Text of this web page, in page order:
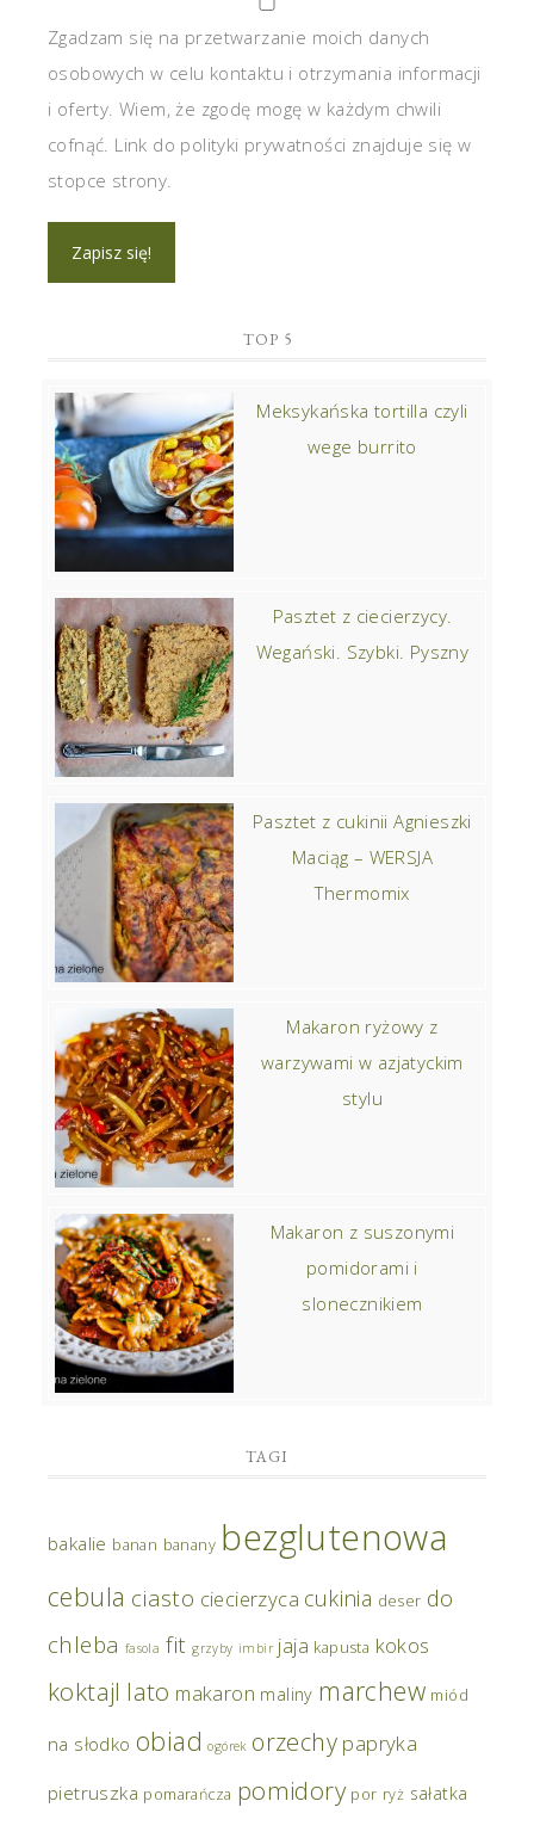
Zgadzam się na przetwarzanie moich danych
osobowych w celu kontaktu i otrzymania informacji
i oferty. Wiem, że zgodę mogę w każdym chwili
cofnąć. Link do polityki prywatności znajduje się w
stopce strony.
TOP 5
Meksykańska tortilla czyli
wege burrito
Pasztet z ciecierzycy.
Wegański. Szybki. Pyszny
Pasztet z cukinii Agnieszki
Maciąg – WERSJA
Thermomix
Makaron ryżowy z
warzywami w azjatyckim
stylu
Makaron z suszonymi
pomidorami i
slonecznikiem
TAGI
bakalie banan banany bezglutenowa
cebula ciasto ciecierzyca cukinia deser do
chleba fasola fit grzyby imbir jaja kapusta kokos
koktajl lato makaron maliny marchew miód
na słodko obiad ogórek orzechy papryka
pietruszka pomarańcza pomidory por ryż sałatka